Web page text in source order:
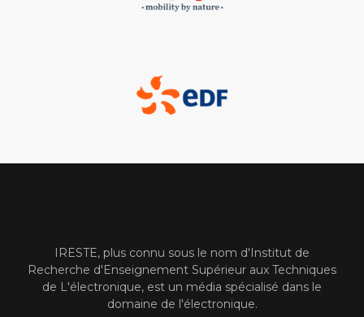
IRESTE, plus connu sous le nom d'Institut de
Recherche d'Enseignement Supérieur aux Techniques
de L'électronique, est un média spécialisé dans le
domaine de l'électronique.